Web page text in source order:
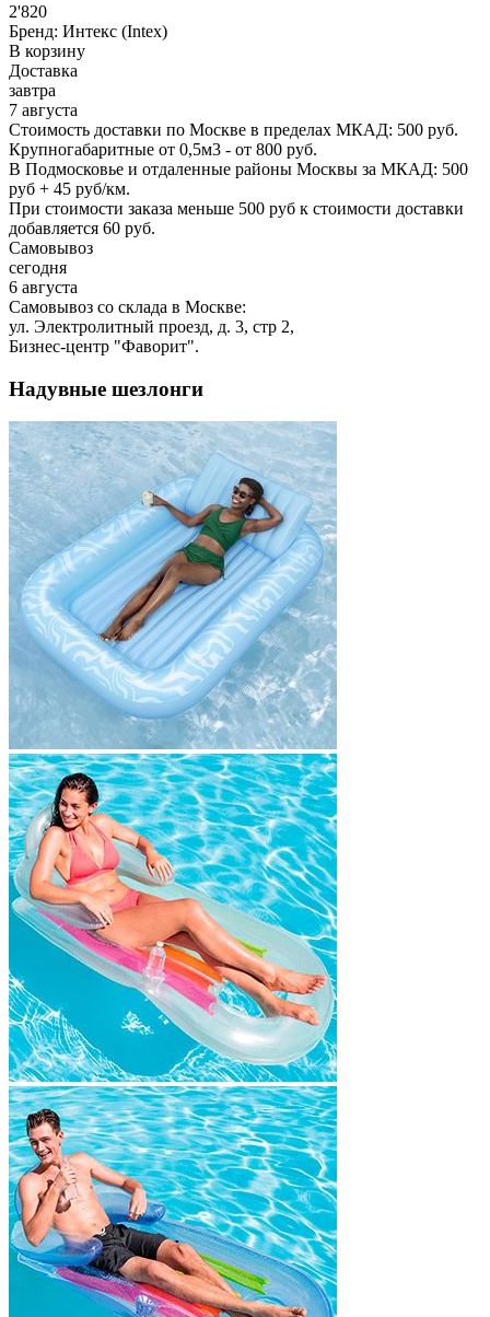
2'820
Бренд: Интекс (Intex)
В корзину
Доставка
завтра
7 августа
Стоимость доставки по Москве в пределах МКАД: 500 руб.
Крупногабаритные от 0,5м3 - от 800 руб.
В Подмосковье и отдаленные районы Москвы за МКАД: 500
руб + 45 руб/км.
При стоимости заказа меньше 500 руб к стоимости доставки
добавляется 60 руб.
Самовывоз
сегодня
6 августа
Самовывоз со склада в Москве:
ул. Электролитный проезд, д. 3, стр 2,
Бизнес-центр "Фаворит".
Надувные шезлонги